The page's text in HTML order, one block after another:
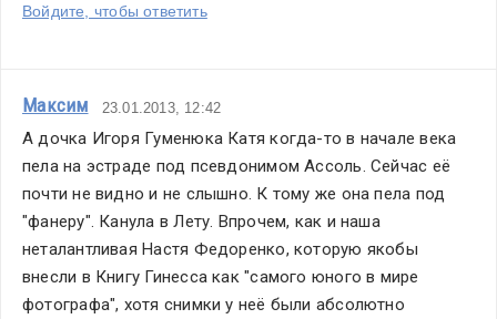
Войдите, чтобы ответить
Максим 23.01.2013, 12:42
А дочка Игоря Гуменюка Катя когда-то в начале века
пела на эстраде под псевдонимом Ассоль. Сейчас её
почти не видно и не слышно. К тому же она пела под
"фанеру". Канула в Лету. Впрочем, как и наша
неталантливая Настя Федоренко, которую якобы
внесли в Книгу Гинесса как "самого юного в мире
фотографа", хотя снимки у неё были абсолютно